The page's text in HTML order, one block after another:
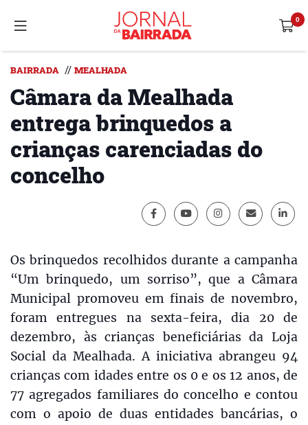
BAIRRADA // MEALHADA
Câmara da Mealhada
entrega brinquedos a
crianças carenciadas do
concelho
Os brinquedos recolhidos durante a campanha
“Um brinquedo, um sorriso”, que a Câmara
Municipal promoveu em finais de novembro,
foram entregues na sexta-feira, dia 20 de
dezembro, às crianças beneficiárias da Loja
Social da Mealhada. A iniciativa abrangeu 94
crianças com idades entre os 0 e os 12 anos, de
77 agregados familiares do concelho e contou
com o apoio de duas entidades bancárias, o